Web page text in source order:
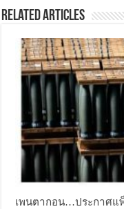
Related Articles
เพนตากอน…ประกาศแ